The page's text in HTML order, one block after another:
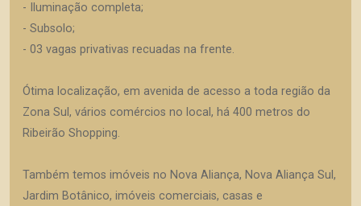
- Iluminação completa;
- Subsolo;
- 03 vagas privativas recuadas na frente.
Ótima localização, em avenida de acesso a toda região da
Zona Sul, vários comércios no local, há 400 metros do
Ribeirão Shopping.
Também temos imóveis no Nova Aliança, Nova Aliança Sul,
Jardim Botânico, imóveis comerciais, casas e